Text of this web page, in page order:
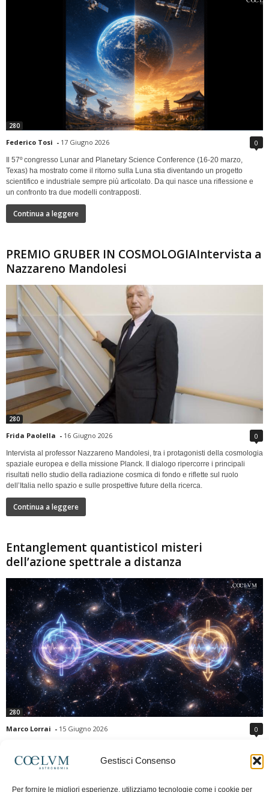
Gestisci Consenso
Per fornire le migliori esperienze, utilizziamo tecnologie come i cookie per
280
Federico Tosi - 17 Giugno 2026 0
Il 57º congresso Lunar and Planetary Science Conference (16-20 marzo,
Texas) ha mostrato come il ritorno sulla Luna stia diventando un progetto
scientifico e industriale sempre più articolato. Da qui nasce una riflessione e
un confronto tra due modelli contrapposti.
Continua a leggere
PREMIO GRUBER IN COSMOLOGIAIntervista a
Nazzareno Mandolesi
280
Frida Paolella - 16 Giugno 2026 0
Intervista al professor Nazzareno Mandolesi, tra i protagonisti della cosmologia
spaziale europea e della missione Planck. Il dialogo ripercorre i principali
risultati nello studio della radiazione cosmica di fondo e riflette sul ruolo
dell’Italia nello spazio e sulle prospettive future della ricerca.
Continua a leggere
Entanglement quantisticoI misteri
dell’azione spettrale a distanza
280
Marco Lorrai - 15 Giugno 2026 0
moderna: due particelle possono mostrare correlazioni che sembrano ignorare
la distanza che le separa. Gli esperimenti e i teoremi di Bell hanno escluso le
previsioni della meccanica quantistica. Nonostante ciò, l'entanglement non